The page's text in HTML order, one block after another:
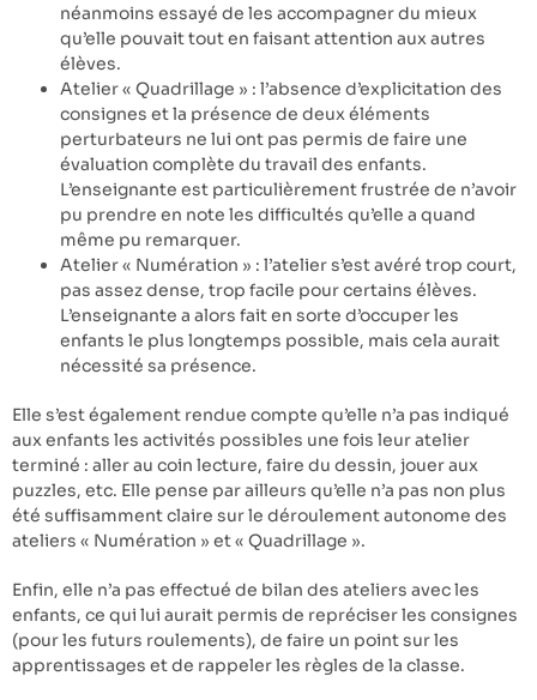
néanmoins essayé de les accompagner du mieux
qu’elle pouvait tout en faisant attention aux autres
élèves.
Atelier « Quadrillage » : l’absence d’explicitation des
consignes et la présence de deux éléments
perturbateurs ne lui ont pas permis de faire une
évaluation complète du travail des enfants.
L’enseignante est particulièrement frustrée de n’avoir
pu prendre en note les difficultés qu’elle a quand
même pu remarquer.
Atelier « Numération » : l’atelier s’est avéré trop court,
pas assez dense, trop facile pour certains élèves.
L’enseignante a alors fait en sorte d’occuper les
enfants le plus longtemps possible, mais cela aurait
nécessité sa présence.
Elle s’est également rendue compte qu’elle n’a pas indiqué
aux enfants les activités possibles une fois leur atelier
terminé : aller au coin lecture, faire du dessin, jouer aux
puzzles, etc. Elle pense par ailleurs qu’elle n’a pas non plus
été suffisamment claire sur le déroulement autonome des
ateliers « Numération » et « Quadrillage ».
Enfin, elle n’a pas effectué de bilan des ateliers avec les
enfants, ce qui lui aurait permis de repréciser les consignes
(pour les futurs roulements), de faire un point sur les
apprentissages et de rappeler les règles de la classe.